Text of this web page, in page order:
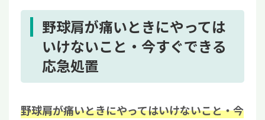
3.1保存療法（安静・理学療法・注射）の
特徴
3.2手術が必要なケースとリハビリ期間の
目安
4野球肩はまず「痛みの正体を知ること」が重
野球肩が痛いときにやっては
いけないこと・今すぐできる
応急処置
野球肩が痛いときにやってはいけないこと・今